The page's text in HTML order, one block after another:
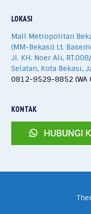
LOKASI
Mall Metropolitan
(MM-Bekasi) Lt.
Jl. KH. Noer Ali,
Selatan, Kota Bekasi,
0812-9529-8852 (WA
KONTAK